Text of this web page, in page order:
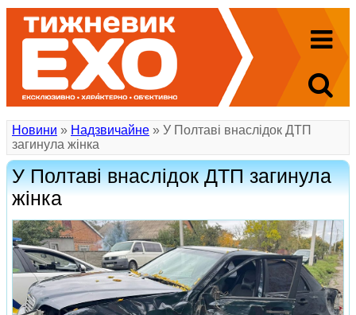
Новини » Надзвичайне » У Полтаві внаслідок ДТП
загинула жінка
У Полтаві внаслідок ДТП загинула
жінка